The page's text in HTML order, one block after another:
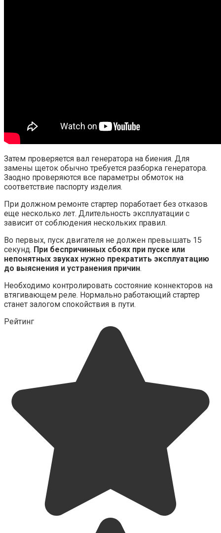
Затем проверяется вал генератора на биения. Для
замены щеток обычно требуется разборка генератора.
Заодно проверяются все параметры обмоток на
соответствие паспорту изделия.
При должном ремонте стартер поработает без отказов
еще несколько лет. Длительность эксплуатации с
зависит от соблюдения нескольких правил.
Во первых, пуск двигателя не должен превышать 15
секунд. При беспричинных сбоях при пуске или
непонятных звуках нужно прекратить эксплуатацию
до выяснения и устранения причин.
Необходимо контролировать состояние коннекторов на
втягивающем реле. Нормально работающий стартер
станет залогом спокойствия в пути.
Рейтинг